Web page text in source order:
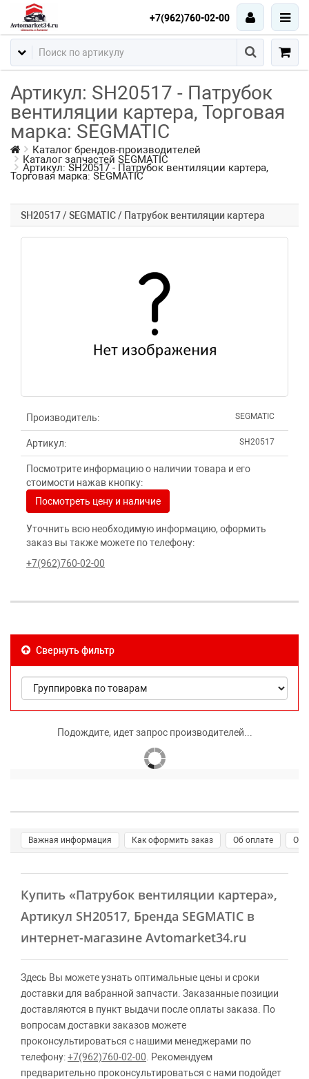
+7(962)760-02-00
Артикул: SH20517 - Патрубок
вентиляции картера, Торговая
марка: SEGMATIC
Каталог брендов-производителей
Каталог запчастей SEGMATIC
Артикул: SH20517 - Патрубок вентиляции картера,
Торговая марка: SEGMATIC
SH20517 / SEGMATIC / Патрубок вентиляции картера
Производитель: SEGMATIC
Артикул: SH20517
Посмотрите информацию о наличии товара и его
стоимости нажав кнопку:
Посмотреть цену и наличие
Уточнить всю необходимую информацию, оформить
заказ вы также можете по телефону:
+7(962)760-02-00
Свернуть фильтр
Подождите, идет запрос производителей...
Важная информация Как оформить заказ Об оплате О
Купить «Патрубок вентиляции картера»,
Артикул SH20517, Бренда SEGMATIC в
интернет-магазине Avtomarket34.ru
Здесь Вы можете узнать оптимальные цены и сроки
доставки для вабранной запчасти. Заказанные позиции
доставляются в пункт выдачи после оплаты заказа. По
вопросам доставки заказов можете
проконсультироваться с нашими менеджерами по
телефону:+7(962)760-02-00 . Рекомендуем
предварительно проконсультироваться с нами подойдет